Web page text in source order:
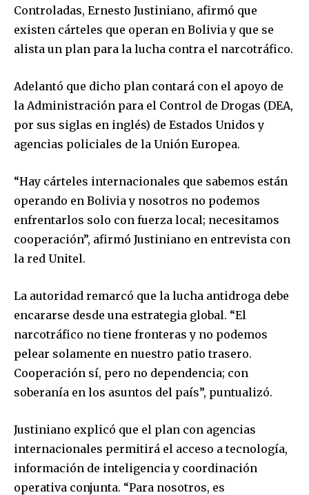
Controladas, Ernesto Justiniano, afirmó que
existen cárteles que operan en Bolivia y que se
alista un plan para la lucha contra el narcotráfico.
Adelantó que dicho plan contará con el apoyo de
la Administración para el Control de Drogas (DEA,
por sus siglas en inglés) de Estados Unidos y
agencias policiales de la Unión Europea.
“Hay cárteles internacionales que sabemos están
operando en Bolivia y nosotros no podemos
enfrentarlos solo con fuerza local; necesitamos
cooperación”, afirmó Justiniano en entrevista con
la red Unitel.
La autoridad remarcó que la lucha antidroga debe
encararse desde una estrategia global. “El
narcotráfico no tiene fronteras y no podemos
pelear solamente en nuestro patio trasero.
Cooperación sí, pero no dependencia; con
soberanía en los asuntos del país”, puntualizó.
Justiniano explicó que el plan con agencias
internacionales permitirá el acceso a tecnología,
información de inteligencia y coordinación
operativa conjunta. “Para nosotros, es